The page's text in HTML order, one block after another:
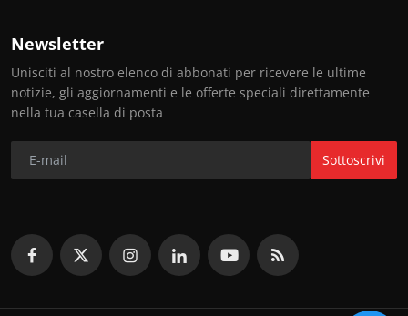
Newsletter
Unisciti al nostro elenco di abbonati per ricevere le ultime
notizie, gli aggiornamenti e le offerte speciali direttamente
nella tua casella di posta
Sottoscrivi